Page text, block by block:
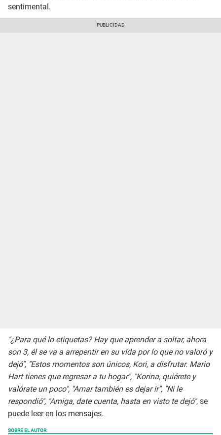
sentimental.
"¿Para qué lo etiquetas? Hay que aprender a soltar, ahora
son 3, él se va a arrepentir en su vida por lo que no valoró y
dejó", "Estos momentos son únicos, Kori, a disfrutar. Mario
Hart tienes que regresar a tu hogar", "Korina, quiérete y
valórate un poco", "Amar también es dejar ir", "Ni le
respondió", "Amiga, date cuenta, hasta en visto te dejó", se
puede leer en los mensajes.
SOBRE EL AUTOR: